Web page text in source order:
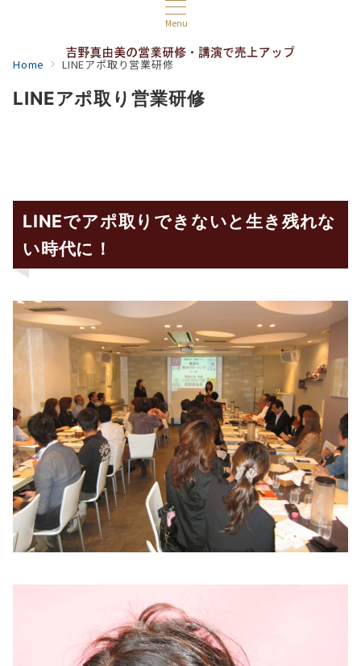
Menu
Home LINEアポ取り営業研修
LINEアポ取り営業研修
LINEでアポ取りできないと生き残れな
い時代に！